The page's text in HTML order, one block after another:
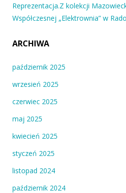
Reprezentacja.Z kolekcji
Współczesnej „Elektrownia” w
ARCHIWA
październik 2025
wrzesień 2025
czerwiec 2025
maj 2025
kwiecień 2025
styczeń 2025
listopad 2024
październik 2024